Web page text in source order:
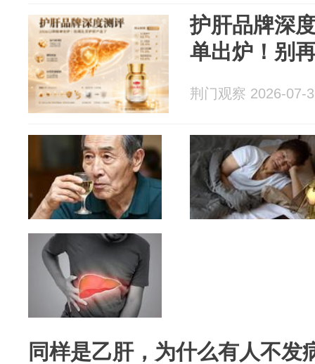
护肝品牌深
单出炉！别
荆门观察 2026-07-
同样是乙肝，为什么有人不发